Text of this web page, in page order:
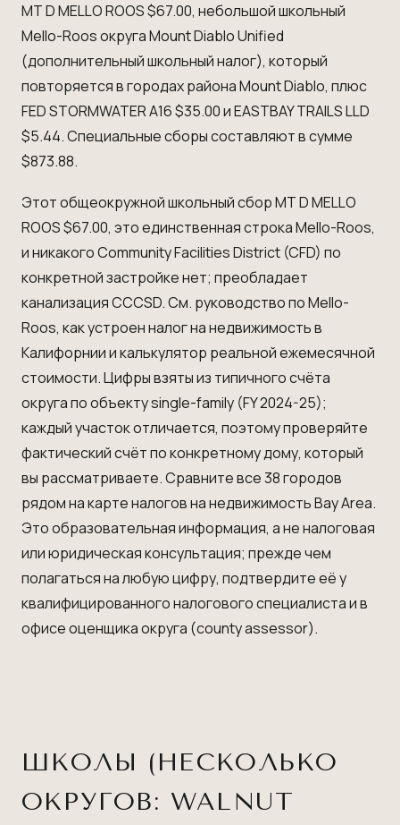
MT D MELLO ROOS $67.00, небольшой школьный
Mello-Roos округа Mount Diablo Unified
(дополнительный школьный налог), который
повторяется в городах района Mount Diablo, плюс
FED STORMWATER A16 $35.00 и EASTBAY TRAILS LLD
$5.44. Специальные сборы составляют в сумме
$873.88.
Этот общеокружной школьный сбор MT D MELLO
ROOS $67.00, это единственная строка Mello-Roos,
и никакого Community Facilities District (CFD) по
конкретной застройке нет; преобладает
канализация CCCSD. См. руководство по Mello-
Roos, как устроен налог на недвижимость в
Калифорнииикалькулятор реальной ежемесячной
стоимости. Цифры взяты из типичного счёта
округа по объекту single-family (FY 2024-25);
каждый участок отличается, поэтому проверяйте
фактический счёт по конкретному дому, который
вы рассматриваете. Сравните все 38 городов
рядом накарте налогов на недвижимость Bay Area.
Это образовательная информация, а не налоговая
или юридическая консультация; прежде чем
полагаться на любую цифру, подтвердите её у
квалифицированного налогового специалиста и в
офисе оценщика округа (county assessor).
ШКОЛЫ (НЕСКОЛЬКО
ОКРУГОВ: WALNUT